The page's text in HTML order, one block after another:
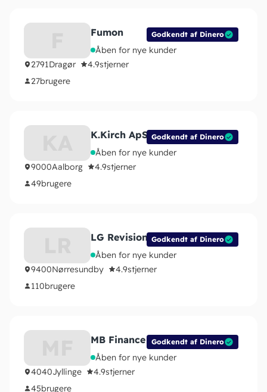
Godkendt af Dinero
Fumon
Åben for nye kunder
2791Dragør 4.9stjerner
27brugere
Godkendt af Dinero
K.Kirch ApS
Åben for nye kunder
9000Aalborg 4.9stjerner
49brugere
Godkendt af Dinero
LG Revision I/S
Åben for nye kunder
9400Nørresundby 4.9stjerner
110brugere
Godkendt af Dinero
MB Finance
Åben for nye kunder
4040Jyllinge 4.9stjerner
45brugere